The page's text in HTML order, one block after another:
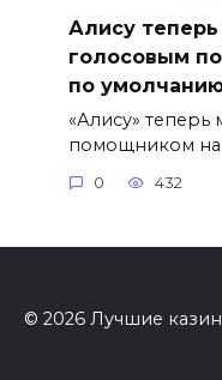
Алису
голосовым
по
«Алису»
помощником на
0 432
© 2026 Лучшие